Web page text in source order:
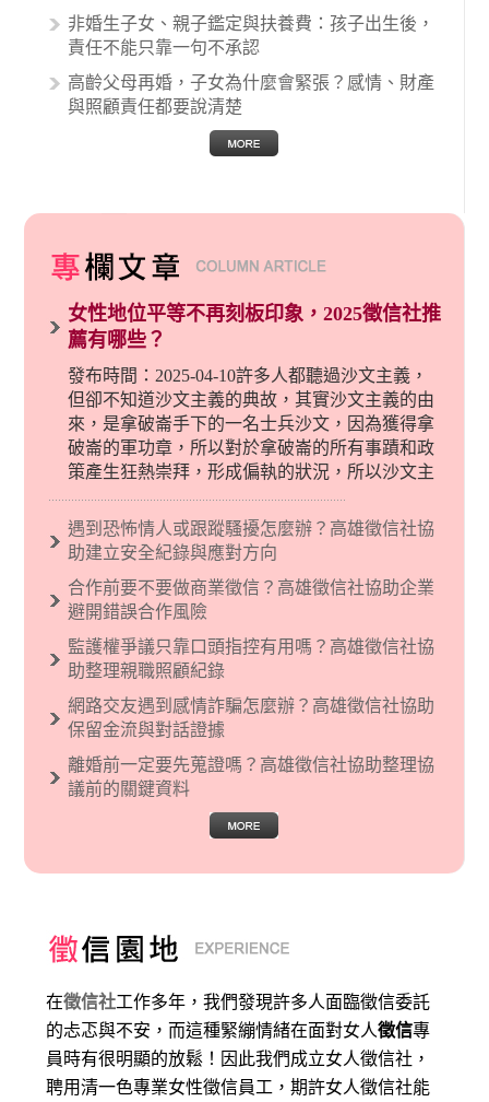
非婚生子女、親子鑑定與扶養費：孩子出生後，
責任不能只靠一句不承認
高齡父母再婚，子女為什麼會緊張？感情、財產
與照顧責任都要說清楚
女性地位平等不再刻板印象，2025徵信社推
薦有哪些？
發布時間：2025-04-10許多人都聽過沙文主義，
但卻不知道沙文主義的典故，其實沙文主義的由
來，是拿破崙手下的一名士兵沙文，因為獲得拿
破崙的軍功章，所以對於拿破崙的所有事蹟和政
策產生狂熱崇拜，形成偏執的狀況，所以沙文主
義後來就被拿來暗指偏見和歧視，而且有沙文主
義傾向的人，通常對於自己的國家和民族有超強
烈的卓越感，因而瞧不起其他國家的人，所以沙
現了男性沙文…
遇到恐怖情人或跟蹤騷擾怎麼辦？高雄徵信社協
助建立安全紀錄與應對方向
合作前要不要做商業徵信？高雄徵信社協助企業
避開錯誤合作風險
監護權爭議只靠口頭指控有用嗎？高雄徵信社協
助整理親職照顧紀錄
網路交友遇到感情詐騙怎麼辦？高雄徵信社協助
保留金流與對話證據
離婚前一定要先蒐證嗎？高雄徵信社協助整理協
議前的關鍵資料
在徵信社工作多年，我們發現許多人面臨徵信委託
的忐忑與不安，而這種緊繃情緒在面對女人徵信專
員時有很明顯的放鬆！因此我們成立女人徵信社，
聘用清一色專業女性徵信員工，期許女人徵信社能